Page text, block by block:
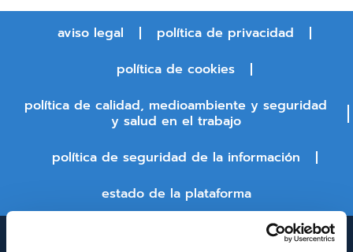
aviso legal
política de privacidad
política de cookies
política de calidad, medioambiente y seguridad
y salud en el trabajo
política de seguridad de la información
estado de la plataforma